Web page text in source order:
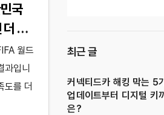
국
더 편
월드
과입니
도를 더
최근 글
커넥티드카 해킹 막는 5
업데이트부터 디지털 키
은?